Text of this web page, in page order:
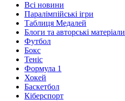
Всі новини
Паралімпійські ігри
Таблиця Медалей
Блоги та авторські матеріали
Футбол
Бокс
Теніс
Формула 1
Хокей
Баскетбол
Кіберспорт